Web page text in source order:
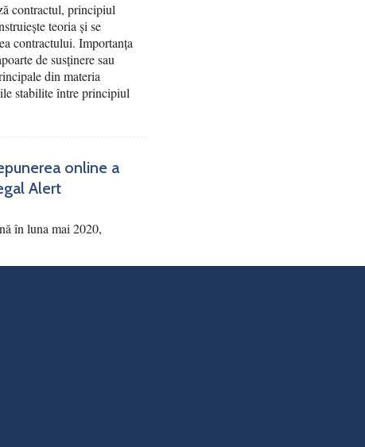
contractul, principiul
teoria și se
contractului. Importanța
de susținere sau
din materia
stabilite între principiul
online a
Alert
în luna mai 2020,